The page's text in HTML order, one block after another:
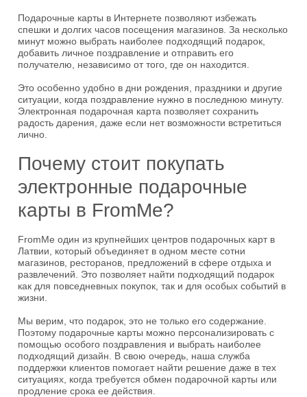
Подарочные карты в Интернете позволяют избежать
спешки и долгих часов посещения магазинов. За несколько
минут можно выбрать наиболее подходящий подарок,
добавить личное поздравление и отправить его
получателю, независимо от того, где он находится.
Это особенно удобно в дни рождения, праздники и другие
ситуации, когда поздравление нужно в последнюю минуту.
Электронная подарочная карта позволяет сохранить
радость дарения, даже если нет возможности встретиться
лично.
Почему стоит покупать
электронные подарочные
карты в FromMe?
FromMe один из крупнейших центров подарочных карт в
Латвии, который объединяет в одном месте сотни
магазинов, ресторанов, предложений в сфере отдыха и
развлечений. Это позволяет найти подходящий подарок
как для повседневных покупок, так и для особых событий в
жизни.
Мы верим, что подарок, это не только его содержание.
Поэтому подарочные карты можно персонализировать с
помощью особого поздравления и выбрать наиболее
подходящий дизайн. В свою очередь, наша служба
поддержки клиентов помогает найти решение даже в тех
ситуациях, когда требуется обмен подарочной карты или
продление срока ее действия.